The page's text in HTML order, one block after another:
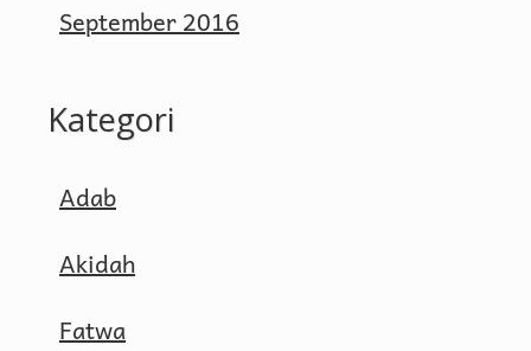
September 2016
Kategori
Adab
Akidah
Fatwa